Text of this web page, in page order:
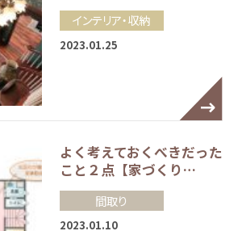
インテリア・収納
2023.01.25
よく考えておくべきだった
こと２点【家づくり…
間取り
2023.01.10